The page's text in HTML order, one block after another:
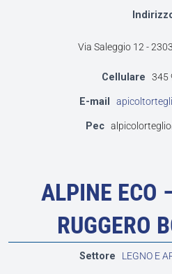
Via Saleggio 12 -
Cellulare 345
E-mail
Pec
ALPINE ECO
RUGGERO
Settore LEGNO E